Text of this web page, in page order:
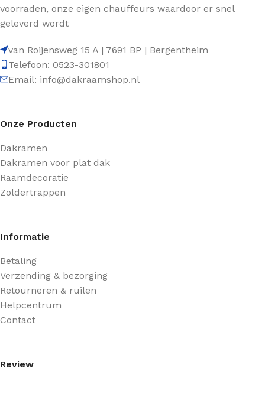
voorraden, onze eigen chauffeurs waardoor er snel
geleverd wordt
van Roijensweg 15 A | 7691 BP | Bergentheim
Telefoon: 0523-301801
Email: info@dakraamshop.nl
Onze Producten
Dakramen
Dakramen voor plat dak
Raamdecoratie
Zoldertrappen
Informatie
Betaling
Verzending & bezorging
Retourneren & ruilen
Helpcentrum
Contact
Review